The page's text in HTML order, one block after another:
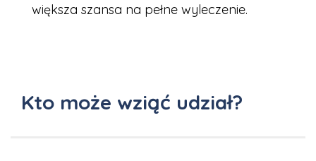
większa szansa na pełne wyleczenie.
Kto może wziąć udział?